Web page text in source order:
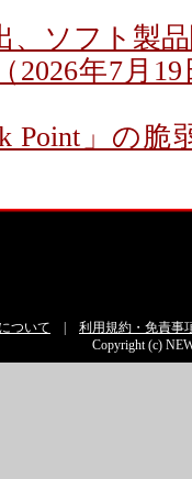
、ソフト製
年7月19
Point」の
ついて
利用規約・免責事
Copyright (c)